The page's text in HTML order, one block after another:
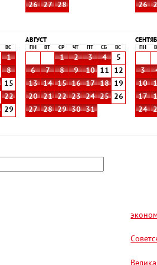
26
27 28
26
ВС
1
8
15
22
29
АВГУСТ
ПН ВТ СР ЧТ СБ ВС
1 2 3 4
5
6
7 8 9 10 11
12
13
14 15 16 17 18
19
20
21 22 23 24 25
26
27
28 29 30 31
ПН
3
10
17
24